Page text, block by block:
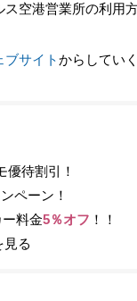
空港営業所の利用
ブサイトからしてい
優待割引！
ペーン！
料金5％オフ ！！
見る